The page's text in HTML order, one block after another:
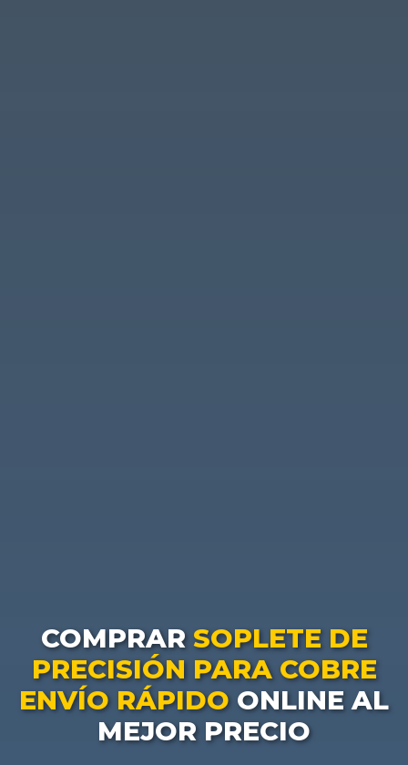
COMPRAR SOPLETE DE
PRECISIÓN PARA COBRE
ENVÍO RÁPIDOONLINE AL
MEJOR PRECIO